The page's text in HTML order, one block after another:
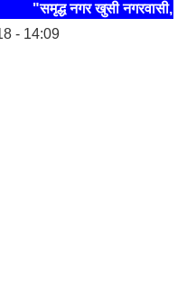
"समृद्ध नगर खुसी नगरवासी,
- 14:09